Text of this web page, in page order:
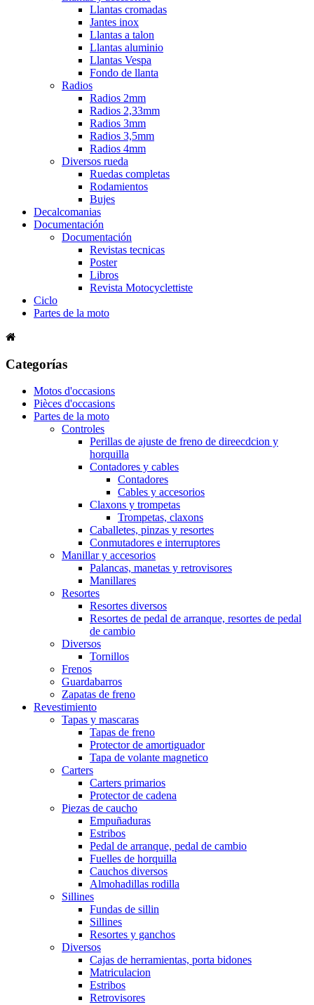
Llantas cromadas
Jantes inox
Llantas a talon
Llantas aluminio
Llantas Vespa
Fondo de llanta
Radios
Radios 2mm
Radios 2,33mm
Radios 3mm
Radios 3,5mm
Radios 4mm
Diversos rueda
Ruedas completas
Rodamientos
Bujes
Decalcomanias
Documentación
Documentación
Revistas tecnicas
Poster
Libros
Revista Motocyclettiste
Ciclo
Partes de la moto
Categorías
Motos d'occasions
Pièces d'occasions
Partes de la moto
Controles
Perillas de ajuste de freno de direecdcion y
horquilla
Contadores y cables
Contadores
Cables y accesorios
Claxons y trompetas
Trompetas, claxons
Caballetes, pinzas y resortes
Conmutadores e interruptores
Manillar y accesorios
Palancas, manetas y retrovisores
Manillares
Resortes
Resortes diversos
Resortes de pedal de arranque, resortes de pedal
de cambio
Diversos
Tornillos
Frenos
Guardabarros
Zapatas de freno
Revestimiento
Tapas y mascaras
Tapas de freno
Protector de amortiguador
Tapa de volante magnetico
Carters
Carters primarios
Protector de cadena
Piezas de caucho
Empuñaduras
Estribos
Pedal de arranque, pedal de cambio
Fuelles de horquilla
Cauchos diversos
Almohadillas rodilla
Sillines
Fundas de sillin
Sillines
Resortes y ganchos
Diversos
Cajas de herramientas, porta bidones
Matriculacion
Estribos
Retrovisores